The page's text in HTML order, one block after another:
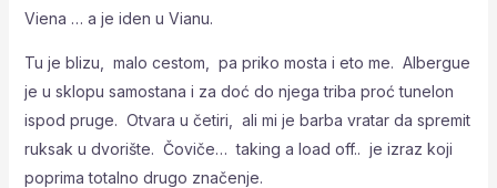
Viena … a je iden u Vianu.
Tu je blizu, malo cestom, pa priko mosta i eto me. Albergue
je u sklopu samostana i za doć do njega triba proć tunelon
ispod pruge. Otvara u četiri, ali mi je barba vratar da spremit
ruksak u dvorište. Čoviče… taking a load off.. je izraz koji
poprima totalno drugo značenje.